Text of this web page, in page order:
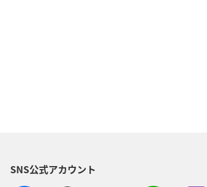
SNS公式アカウント